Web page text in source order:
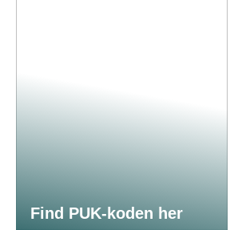
Find PUK-koden her